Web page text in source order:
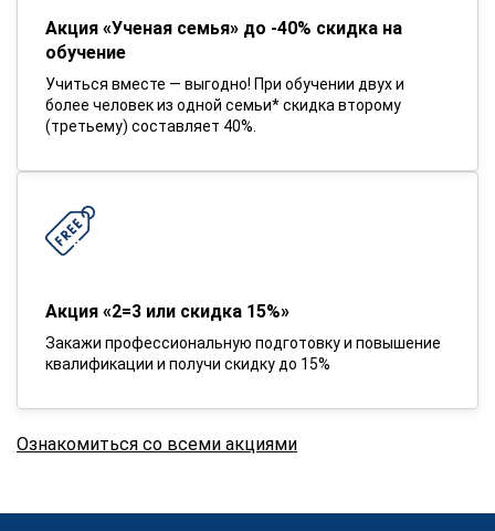
Акция «Ученая семья» до -40% скидка на
обучение
Учиться вместе — выгодно! При обучении двух и
более человек из одной семьи* скидка второму
(третьему) составляет 40%.
Акция «2=3 или скидка 15%»
Закажи профессиональную подготовку и повышение
квалификации и получи скидку до 15%
Ознакомиться со всеми акциями